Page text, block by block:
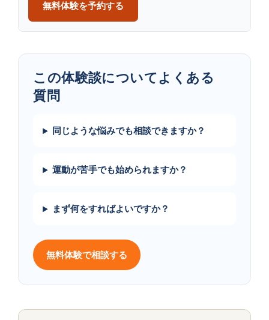
無料体験を予約する
この​体験談に​ついて​よく​ある​
質問
同じような悩みでも相談できますか？
運動が苦手でも始められますか？
まず何をすればよいですか？
無料体験で相談する